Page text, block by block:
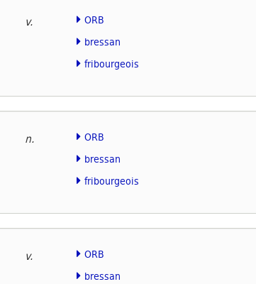
v.
ORB
bressan
fribourgeois
n.
ORB
bressan
fribourgeois
v.
ORB
bressan